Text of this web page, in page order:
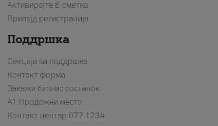
Активирајте Е-сметка
Припејд регистрација
Поддршка
Секција за поддршка
Контакт форма
Закажи бизнис состанок
A1 Продажни места
Контакт центар 077 1234